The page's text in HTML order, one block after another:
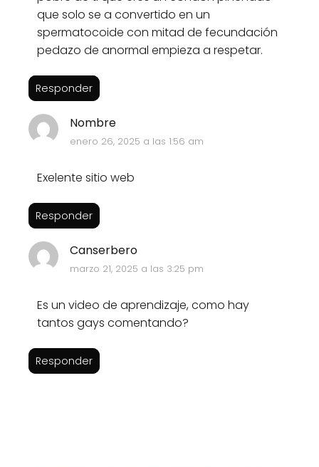
que solo se a convertido en un
spermatocoide con mitad de fecundación
pedazo de anormal empieza a respetar.
Responder
Nombre
enero 26, 2025 a las 1:56 am
Exelente sitio web
Responder
Canserbero
marzo 21, 2025 a las 3:25 pm
Es un video de aprendizaje, como hay
tantos gays comentando?
Responder